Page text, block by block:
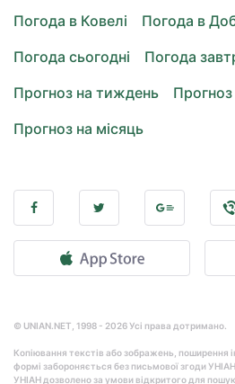
Погода в Ковелі
Погода в
Погода сьогодні
Погода
Прогноз на тиждень
Прогноз на місяць
© UNIAN.NET, 1998 - 2026 Усі права дотримано.
Копіювання текстів або зображень, поширення
формі забороняється без письмової згоди
УНІАН дозволено за умови відкритого для